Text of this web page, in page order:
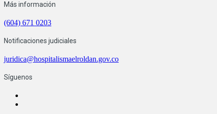
Más información
(604) 671 0203
Notificaciones judiciales
juridica@hospitalismaelroldan.gov.co
Síguenos